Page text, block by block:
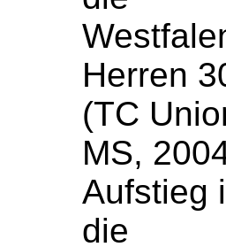
Herren
(TC
MS,
Aufstieg
die